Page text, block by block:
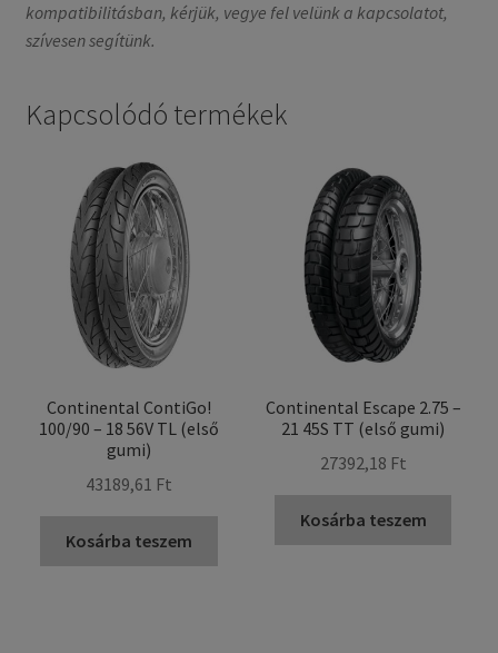
kompatibilitásban, kérjük, vegye fel velünk a kapcsolatot,
szívesen segítünk.
Kapcsolódó termékek
Continental ContiGo!
100/90 – 18 56V TL (első
gumi)
43189,61 Ft
Kosárba teszem
Continental Escape 2.75 –
21 45S TT (első gumi)
27392,18 Ft
Kosárba teszem